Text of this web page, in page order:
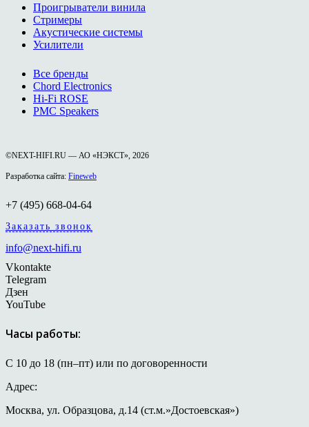
Проигрыватели винила
Стримеры
Акустические системы
Усилители
Все бренды
Chord Electronics
Hi-Fi ROSE
PMC Speakers
©NEXT-HIFI.RU — АО «НЭКСТ», 2026
Разработка сайта: Fineweb
+7 (495) 668-04-64
Заказать звонок
info@next-hifi.ru
Vkontakte
Telegram
Дзен
YouTube
Часы работы:
С 10 до 18 (пн–пт) или по договоренности
Адрес:
Москва, ул. Образцова, д.14 (ст.м.»Достоевская»)